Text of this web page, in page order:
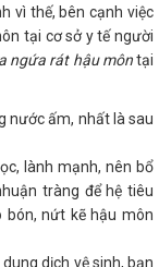
vì thế, bên cạnh việc
tại cơ sở y tế người
ngứa rát hậu môntại
nước ấm, nhất là sau
lành mạnh, nên bổ
tràng để hệ tiêu
nứt kẽ hậu môn
dịch vệ sinh, bạn